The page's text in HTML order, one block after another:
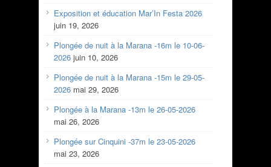
Exposition et éducation Mar’In Festa 2026
juin 19, 2026
Plongée de nuit à la Marana -16m le 10-06-
2026 juin 10, 2026
Plongée de nuit à la Marana -15m le 29-05-
2026 mai 29, 2026
Plongée à la Marana -13m le 26-05-2026
mai 26, 2026
Plongée sur Cinquini -37m le 23-05-2026
mai 23, 2026